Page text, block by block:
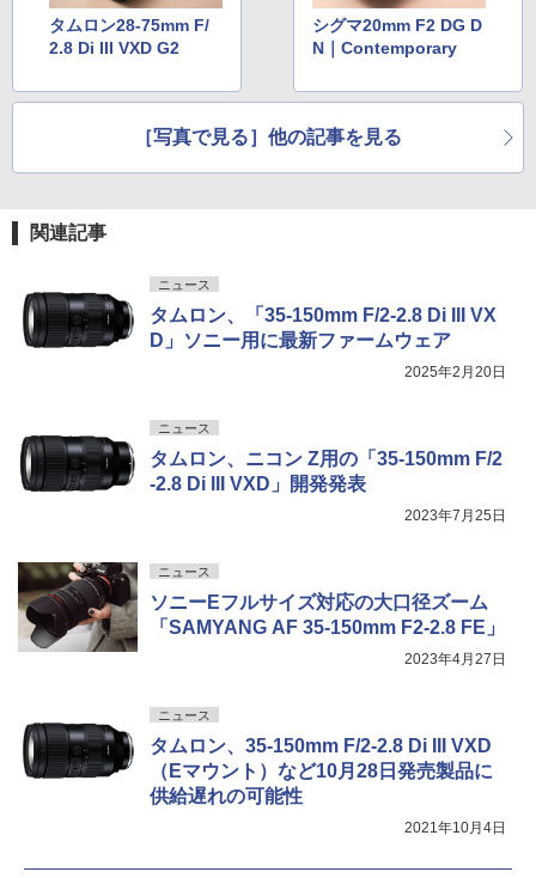
タムロン28-75mm F/
2.8 Di III VXD G2
シグマ20mm F2 DG D
N｜Contemporary
［写真で見る］他の記事を見る
関連記事
ニュース
タムロン、「35-150mm F/2-2.8 Di III VX
D」ソニー用に最新ファームウェア
2025年2月20日
ニュース
タムロン、ニコン Z用の「35-150mm F/2
-2.8 Di III VXD」開発発表
2023年7月25日
ニュース
ソニーEフルサイズ対応の大口径ズーム
「SAMYANG AF 35-150mm F2-2.8 FE」
2023年4月27日
ニュース
タムロン、35-150mm F/2-2.8 Di III VXD
（Eマウント）など10月28日発売製品に
供給遅れの可能性
2021年10月4日